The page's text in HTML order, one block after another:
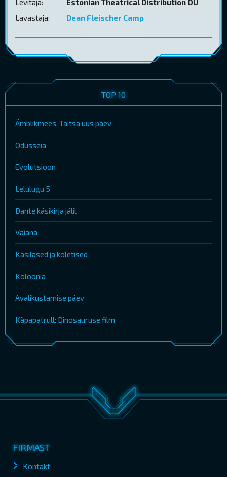
Levitaja:
Estonian Theatrical Distribution OÜ
Lavastaja:
Dean Fleischer Camp
TOP 10
Ämblikmees. Täitsa uus päev
Odüsseia
Evolutsioon
Lelulugu 5
Dante käsikirja jälil
Vaiana
Käsilased ja koletised
Koloonia
Avalikustamise päev
Käpapatrull: Dinosauruse film
FIRMAST
Kontakt